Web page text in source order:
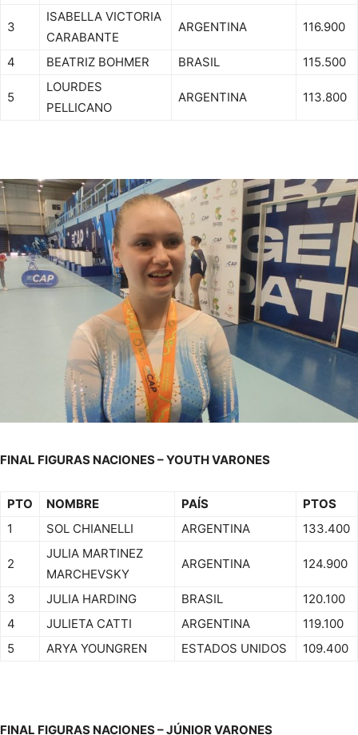
3
ISABELLA VICTORIA
CARABANTE
ARGENTINA 116.900
4 BEATRIZ BOHMER BRASIL 115.500
5
LOURDES
PELLICANO
ARGENTINA 113.800
FINAL FIGURAS NACIONES – YOUTH VARONES
PTO NOMBRE PAÍS
PTOS
1
SOL CHIANELLI ARGENTINA 133.400
2
JULIA MARTINEZ
MARCHEVSKY
ARGENTINA 124.900
3 JULIA HARDING BRASIL
120.100
4
JULIETA CATTI ARGENTINA
119.100
5
ARYA YOUNGREN ESTADOS UNIDOS 109.400
FINAL FIGURAS NACIONES – JÚNIOR VARONES